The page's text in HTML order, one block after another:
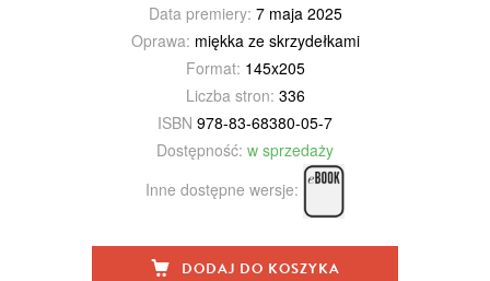
Data premiery: 7 maja 2025
Oprawa: miękka ze skrzydełkami
Format: 145x205
Liczba stron: 336
ISBN 978-83-68380-05-7
Dostępność: w sprzedaży
Inne dostępne wersje:
DODAJ DO KOSZYKA